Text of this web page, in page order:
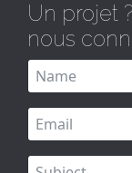
Un projet
nous